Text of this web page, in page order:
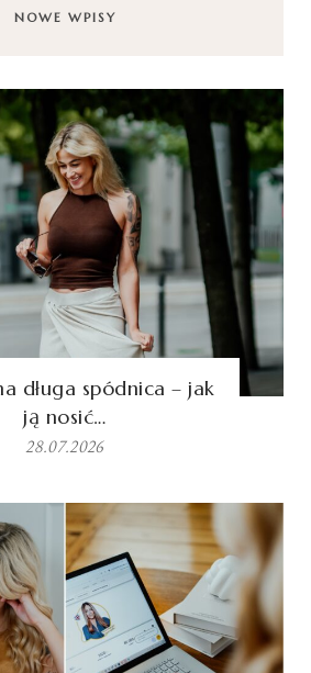
NOWE WPISY
długa spódnica – jak
ją nosić…
28.07.2026